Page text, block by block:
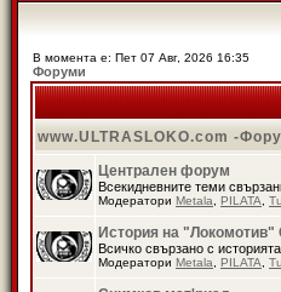
В момента е: Пет 07 Авг, 2026 16:35
Форуми
www.ULTRASLOKO.com -
Централен форум
Всекидневните теми
Модератори Metala PILATA
История на
Всичко свързано с
Модератори Metala PILATA